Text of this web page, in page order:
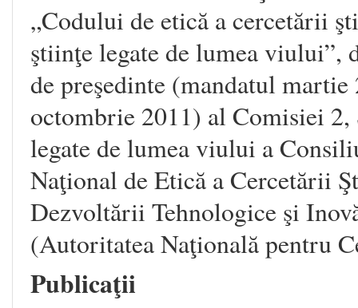
„Codului de etică a cercetării
ştiinţe legate de lumea viului”,
de preşedinte (mandatul martie
octombrie 2011) al Comisiei
legate de lumea viului a
Naţional de Etică a Cercetării
Dezvoltării Tehnologice şi
(Autoritatea Naţională pentru
Publicaţii